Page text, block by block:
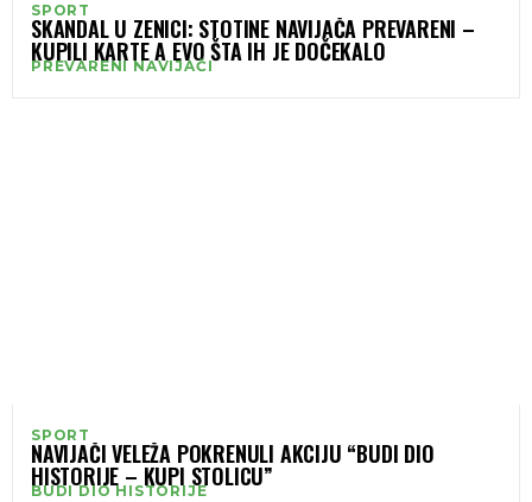
SPORT
SKANDAL U ZENICI: STOTINE NAVIJAČA PREVARENI –
KUPILI KARTE A EVO ŠTA IH JE DOČEKALO
PREVARENI NAVIJAČI
SPORT
NAVIJAČI VELEŽA POKRENULI AKCIJU “BUDI DIO
HISTORIJE – KUPI STOLICU”
BUDI DIO HISTORIJE